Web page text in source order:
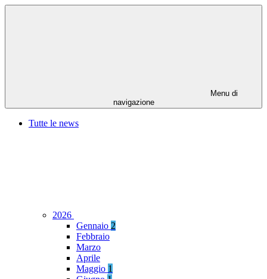
Menu di
navigazione
Tutte le news
2026
Gennaio 2
Febbraio
Marzo
Aprile
Maggio 1